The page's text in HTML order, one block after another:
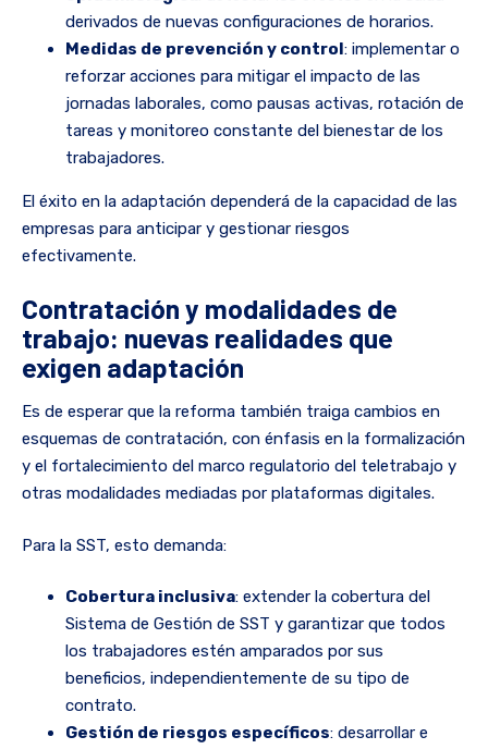
derivados de nuevas configuraciones de horarios.
Medidas de prevención y control: implementar o
reforzar acciones para mitigar el impacto de las
jornadas laborales, como pausas activas, rotación de
tareas y monitoreo constante del bienestar de los
trabajadores.
El éxito en la adaptación dependerá de la capacidad de las
empresas para anticipar y gestionar riesgos
efectivamente.
Contratación y modalidades de
trabajo: nuevas realidades que
exigen adaptación
Es de esperar que la reforma también traiga cambios en
esquemas de contratación, con énfasis en la formalización
y el fortalecimiento del marco regulatorio del teletrabajo y
otras modalidades mediadas por plataformas digitales.
Para la SST, esto demanda:
Cobertura inclusiva: extender la cobertura del
Sistema de Gestión de SST y garantizar que todos
los trabajadores estén amparados por sus
beneficios, independientemente de su tipo de
contrato.
Gestión de riesgos específicos: desarrollar e